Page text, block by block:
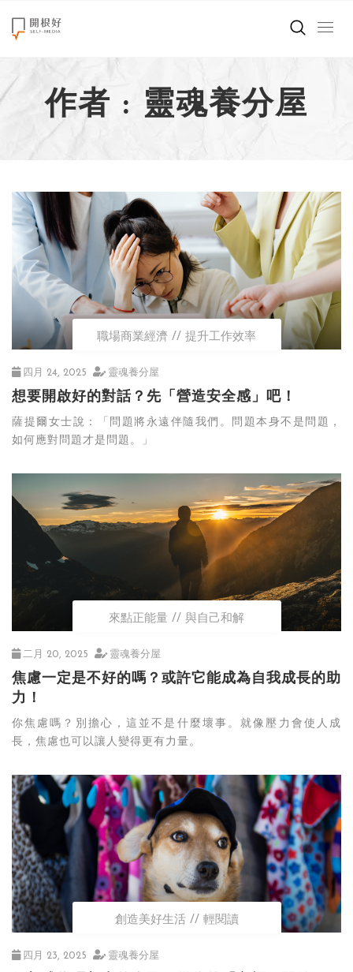
來點正能量
世界在想什麼
創造美好生活
職場商業經濟
影片專區
關於我們
作者 : 靈魂養分屋
職場商業經濟 提升工作效率
四月 24, 2025 靈魂養分屋
想要開啟好的對話？先「營造安全感」吧！
薩提爾女士說：「問題將永遠伴隨我們。問題本身不是問題，
如何應對問題才是問題。」
來點正能量 與自己和解
二月 20, 2025 靈魂養分屋
焦慮一定是不好的嗎？或許它能成為自我成長的助
力！
你焦慮嗎？別擔心，這並不是什麼壞事。就像壓力會使人成
長，焦慮也可以讓人變得更有力量。
創造美好生活 輕閱讀
四月 23, 2025 靈魂養分屋